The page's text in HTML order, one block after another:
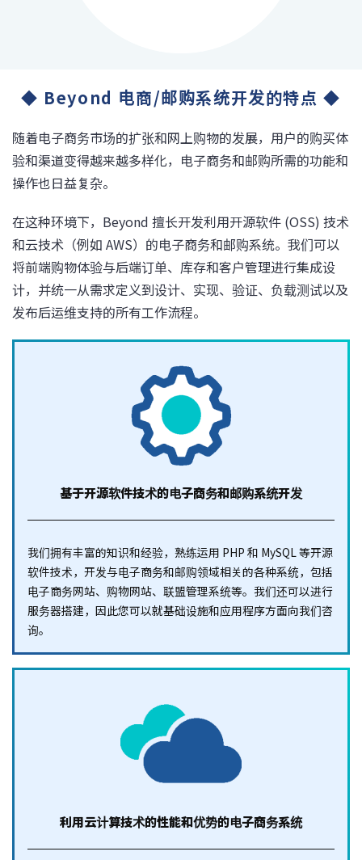
◆ Beyond 电商/邮购系统开发的特点 ◆
随着电子商务市场的扩张和网上购物的发展，用户的购买体
验和渠道变得越来越多样化，电子商务和邮购所需的功能和
操作也日益复杂。
在这种环境下，Beyond 擅长开发利用开源软件 (OSS) 技术
和云技术（例如 AWS）的电子商务和邮购系统。我们可以
将前端购物体验与后端订单、库存和客户管理进行集成设
计，并统一从需求定义到设计、实现、验证、负载测试以及
发布后运维支持的所有工作流程。
基于开源软件技术的电子商务和邮购系统开发
我们拥有丰富的知识和经验，熟练运用 PHP 和 MySQL 等开源
软件技术，开发与电子商务和邮购领域相关的各种系统，包括
电子商务网站、购物网站、联盟管理系统等。我们还可以进行
服务器搭建，因此您可以就基础设施和应用程序方面向我们咨
询。
利用云计算技术的性能和优势的电子商务系统